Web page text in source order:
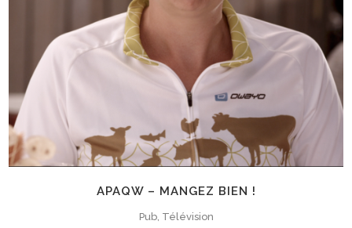
APAQW – MANGEZ BIEN !
Pub, Télévision